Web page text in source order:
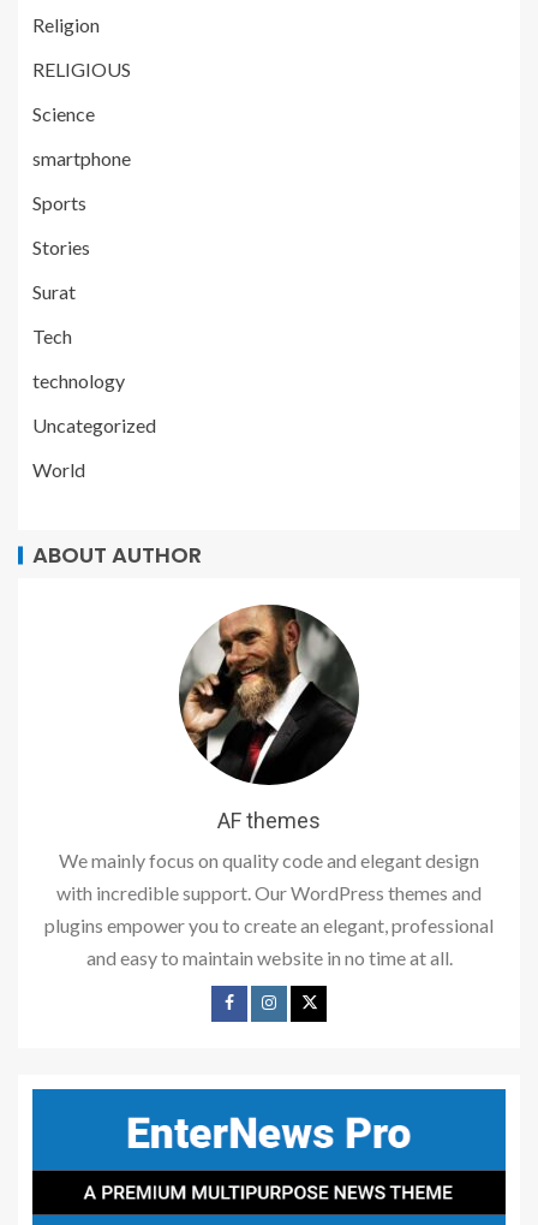
Religion
RELIGIOUS
Science
smartphone
Sports
Stories
Surat
Tech
technology
Uncategorized
World
ABOUT AUTHOR
AF themes
We mainly focus on quality code and elegant design
with incredible support. Our WordPress themes and
plugins empower you to create an elegant, professional
and easy to maintain website in no time at all.